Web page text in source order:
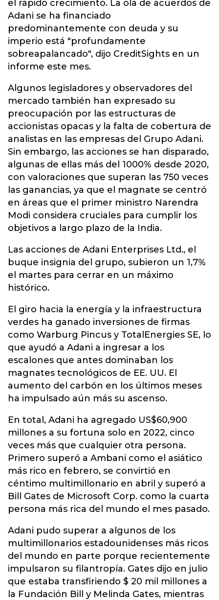
el rápido crecimiento. La ola de acuerdos de
Adani se ha financiado
predominantemente con deuda y su
imperio está "profundamente
sobreapalancado", dijo CreditSights en un
informe este mes.
Algunos legisladores y observadores del
mercado también han expresado su
preocupación por las estructuras de
accionistas opacas y la falta de cobertura de
analistas en las empresas del Grupo Adani.
Sin embargo, las acciones se han disparado,
algunas de ellas más del 1000% desde 2020,
con valoraciones que superan las 750 veces
las ganancias, ya que el magnate se centró
en áreas que el primer ministro Narendra
Modi considera cruciales para cumplir los
objetivos a largo plazo de la India.
Las acciones de Adani Enterprises Ltd., el
buque insignia del grupo, subieron un 1,7%
el martes para cerrar en un máximo
histórico.
El giro hacia la energía y la infraestructura
verdes ha ganado inversiones de firmas
como Warburg Pincus y TotalEnergies SE, lo
que ayudó a Adani a ingresar a los
escalones que antes dominaban los
magnates tecnológicos de EE. UU. El
aumento del carbón en los últimos meses
ha impulsado aún más su ascenso.
En total, Adani ha agregado US$60,900
millones a su fortuna solo en 2022, cinco
veces más que cualquier otra persona.
Primero superó a Ambani como el asiático
más rico en febrero, se convirtió en
céntimo multimillonario en abril y superó a
Bill Gates de Microsoft Corp. como la cuarta
persona más rica del mundo el mes pasado.
Adani pudo superar a algunos de los
multimillonarios estadounidenses más ricos
del mundo en parte porque recientemente
impulsaron su filantropía. Gates dijo en julio
que estaba transfiriendo $ 20 mil millones a
la Fundación Bill y Melinda Gates, mientras